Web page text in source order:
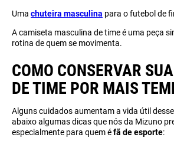
Uma chuteira masculina para o futebol de
A camiseta masculina de time é uma peça
rotina de quem se movimenta.
COMO CONSERVAR
DE TIME POR MAIS
Alguns cuidados aumentam a vida útil
abaixo algumas dicas que nós da Mizuno
especialmente para quem éfã de esporte: